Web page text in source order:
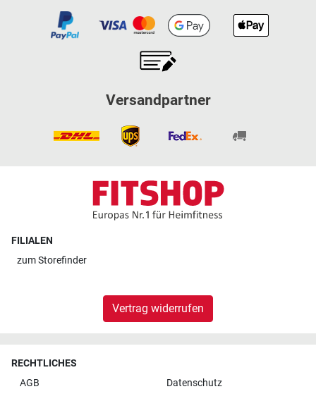
Versandpartner
FILIALEN
zumStorefinder
Vertrag widerrufen
RECHTLICHES
AGB
Datenschutz